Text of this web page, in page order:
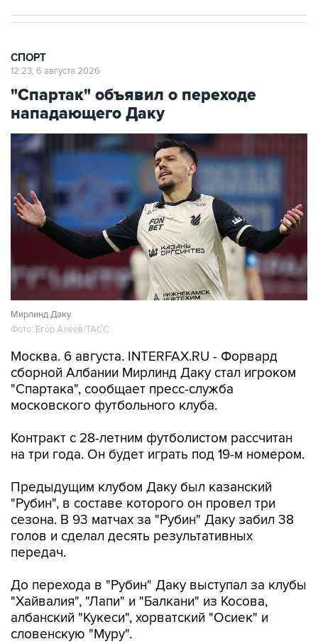
СПОРТ
12:23, 6 августа 2026
"Спартак" объявил о переходе
нападающего Даку
Мирлинд Даку
Фото: Егор Алеев/ТАСС
Москва. 6 августа. INTERFAX.RU - Форвард
сборной Албании Мирлинд Даку стал игроком
"Спартака", сообщает пресс-служба
московского футбольного клуба.
Контракт с 28-летним футболистом рассчитан
на три года. Он будет играть под 19-м номером.
Предыдущим клубом Даку был казанский
"Рубин", в составе которого он провел три
сезона. В 93 матчах за "Рубин" Даку забил 38
голов и сделал десять результативных
передач.
До перехода в "Рубин" Даку выступал за клубы
"Хайвалия", "Лапи" и "Балкани" из Косова,
албанский "Кукеси", хорватский "Осиек" и
словенскую "Муру".